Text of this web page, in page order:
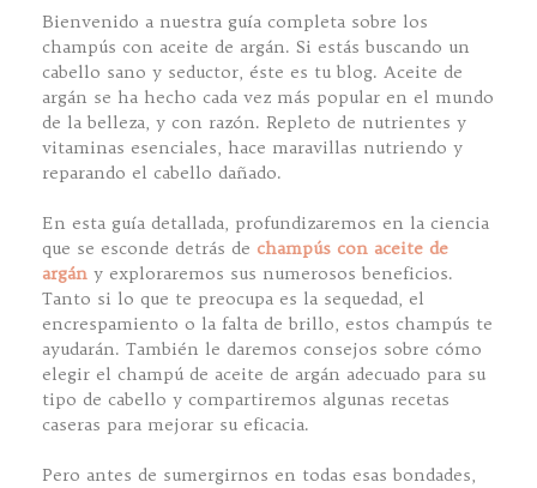
Bienvenido a nuestra guía completa sobre los
champús con aceite de argán. Si estás buscando un
cabello sano y seductor, éste es tu blog. Aceite de
argán se ha hecho cada vez más popular en el mundo
de la belleza, y con razón. Repleto de nutrientes y
vitaminas esenciales, hace maravillas nutriendo y
reparando el cabello dañado.
En esta guía detallada, profundizaremos en la ciencia
que se esconde detrás de champús con aceite de
argán y exploraremos sus numerosos beneficios.
Tanto si lo que te preocupa es la sequedad, el
encrespamiento o la falta de brillo, estos champús te
ayudarán. También le daremos consejos sobre cómo
elegir el champú de aceite de argán adecuado para su
tipo de cabello y compartiremos algunas recetas
caseras para mejorar su eficacia.
Pero antes de sumergirnos en todas esas bondades,